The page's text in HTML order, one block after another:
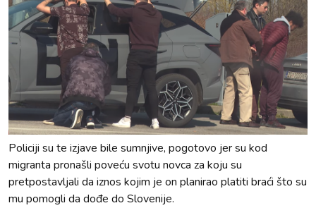
Policiji su te izjave bile sumnjive, pogotovo jer su kod
migranta pronašli poveću svotu novca za koju su
pretpostavljali da iznos kojim je on planirao platiti braći što su
mu pomogli da dođe do Slovenije.